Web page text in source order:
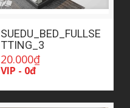
SUEDU_BED_FULLSE
TTING_3
20.000₫
VIP - 0đ